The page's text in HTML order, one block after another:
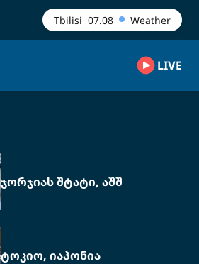
Tbilisi 07.08 Weather
LIVE
ჯორჯიას შტატი, აშშ
ტოკიო, იაპონია